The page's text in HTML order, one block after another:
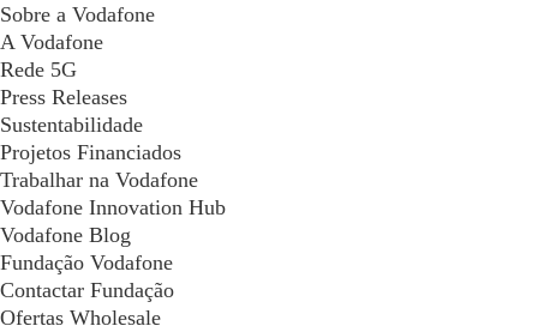
Sobre a Vodafone
A Vodafone
Rede 5G
Press Releases
Sustentabilidade
Projetos Financiados
Trabalhar na Vodafone
Vodafone Innovation Hub
Vodafone Blog
Fundação Vodafone
Contactar Fundação
Ofertas Wholesale